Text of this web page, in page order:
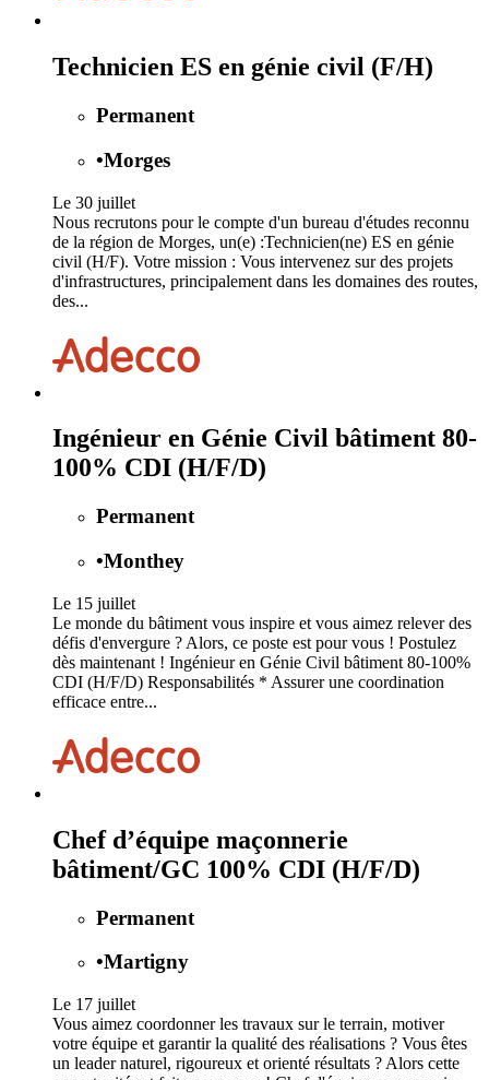
Technicien ES en génie civil (F/H)
Permanent
•Morges
Le 30 juillet
Nous recrutons pour le compte d'un bureau d'études reconnu
de la région de Morges, un(e) :Technicien(ne) ES en génie
civil (H/F). Votre mission : Vous intervenez sur des projets
d'infrastructures, principalement dans les domaines des routes,
des...
Ingénieur en Génie Civil bâtiment 80-
100% CDI (H/F/D)
Permanent
•Monthey
Le 15 juillet
Le monde du bâtiment vous inspire et vous aimez relever des
défis d'envergure ? Alors, ce poste est pour vous ! Postulez
dès maintenant ! Ingénieur en Génie Civil bâtiment 80-100%
CDI (H/F/D) Responsabilités * Assurer une coordination
efficace entre...
Chef d’équipe maçonnerie
bâtiment/GC 100% CDI (H/F/D)
Permanent
•Martigny
Le 17 juillet
Vous aimez coordonner les travaux sur le terrain, motiver
votre équipe et garantir la qualité des réalisations ? Vous êtes
un leader naturel, rigoureux et orienté résultats ? Alors cette